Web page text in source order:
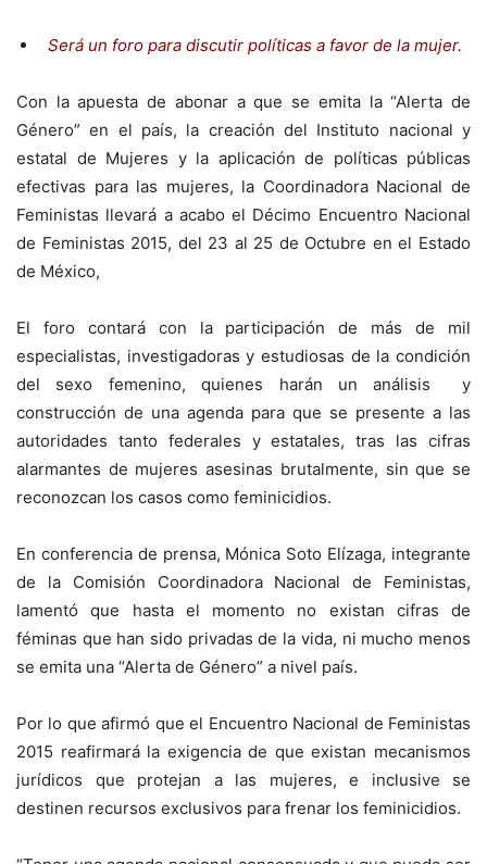
Será un foro para discutir políticas a favor de la mujer.
Con la apuesta de abonar a que se emita la “Alerta de
Género” en el país, la creación del Instituto nacional y
estatal de Mujeres y la aplicación de políticas públicas
efectivas para las mujeres, la Coordinadora Nacional de
Feministas llevará a acabo el Décimo Encuentro Nacional
de Feministas 2015, del 23 al 25 de Octubre en el Estado
de México,
El foro contará con la participación de más de mil
especialistas, investigadoras y estudiosas de la condición
del sexo femenino, quienes harán un análisis y
construcción de una agenda para que se presente a las
autoridades tanto federales y estatales, tras las cifras
alarmantes de mujeres asesinas brutalmente, sin que se
reconozcan los casos como feminicidios.
En conferencia de prensa, Mónica Soto Elízaga, integrante
de la Comisión Coordinadora Nacional de Feministas,
lamentó que hasta el momento no existan cifras de
féminas que han sido privadas de la vida, ni mucho menos
se emita una “Alerta de Género” a nivel país.
Por lo que afirmó que el Encuentro Nacional de Feministas
2015 reafirmará la exigencia de que existan mecanismos
jurídicos que protejan a las mujeres, e inclusive se
destinen recursos exclusivos para frenar los feminicidios.